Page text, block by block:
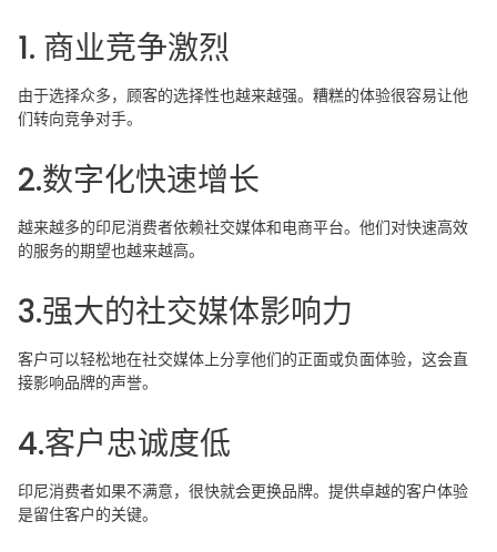
1. 商业竞争激烈
由于选择众多，顾客的选择性也越来越强。糟糕的体验很容易让他
们转向竞争对手。
2.数字化快速增长
越来越多的印尼消费者依赖社交媒体和电商平台。他们对快速高效
的服务的期望也越来越高。
3.强大的社交媒体影响力
客户可以轻松地在社交媒体上分享他们的正面或负面体验，这会直
接影响品牌的声誉。
4.客户忠诚度低
印尼消费者如果不满意，很快就会更换品牌。提供卓越的客户体验
是留住客户的关键。